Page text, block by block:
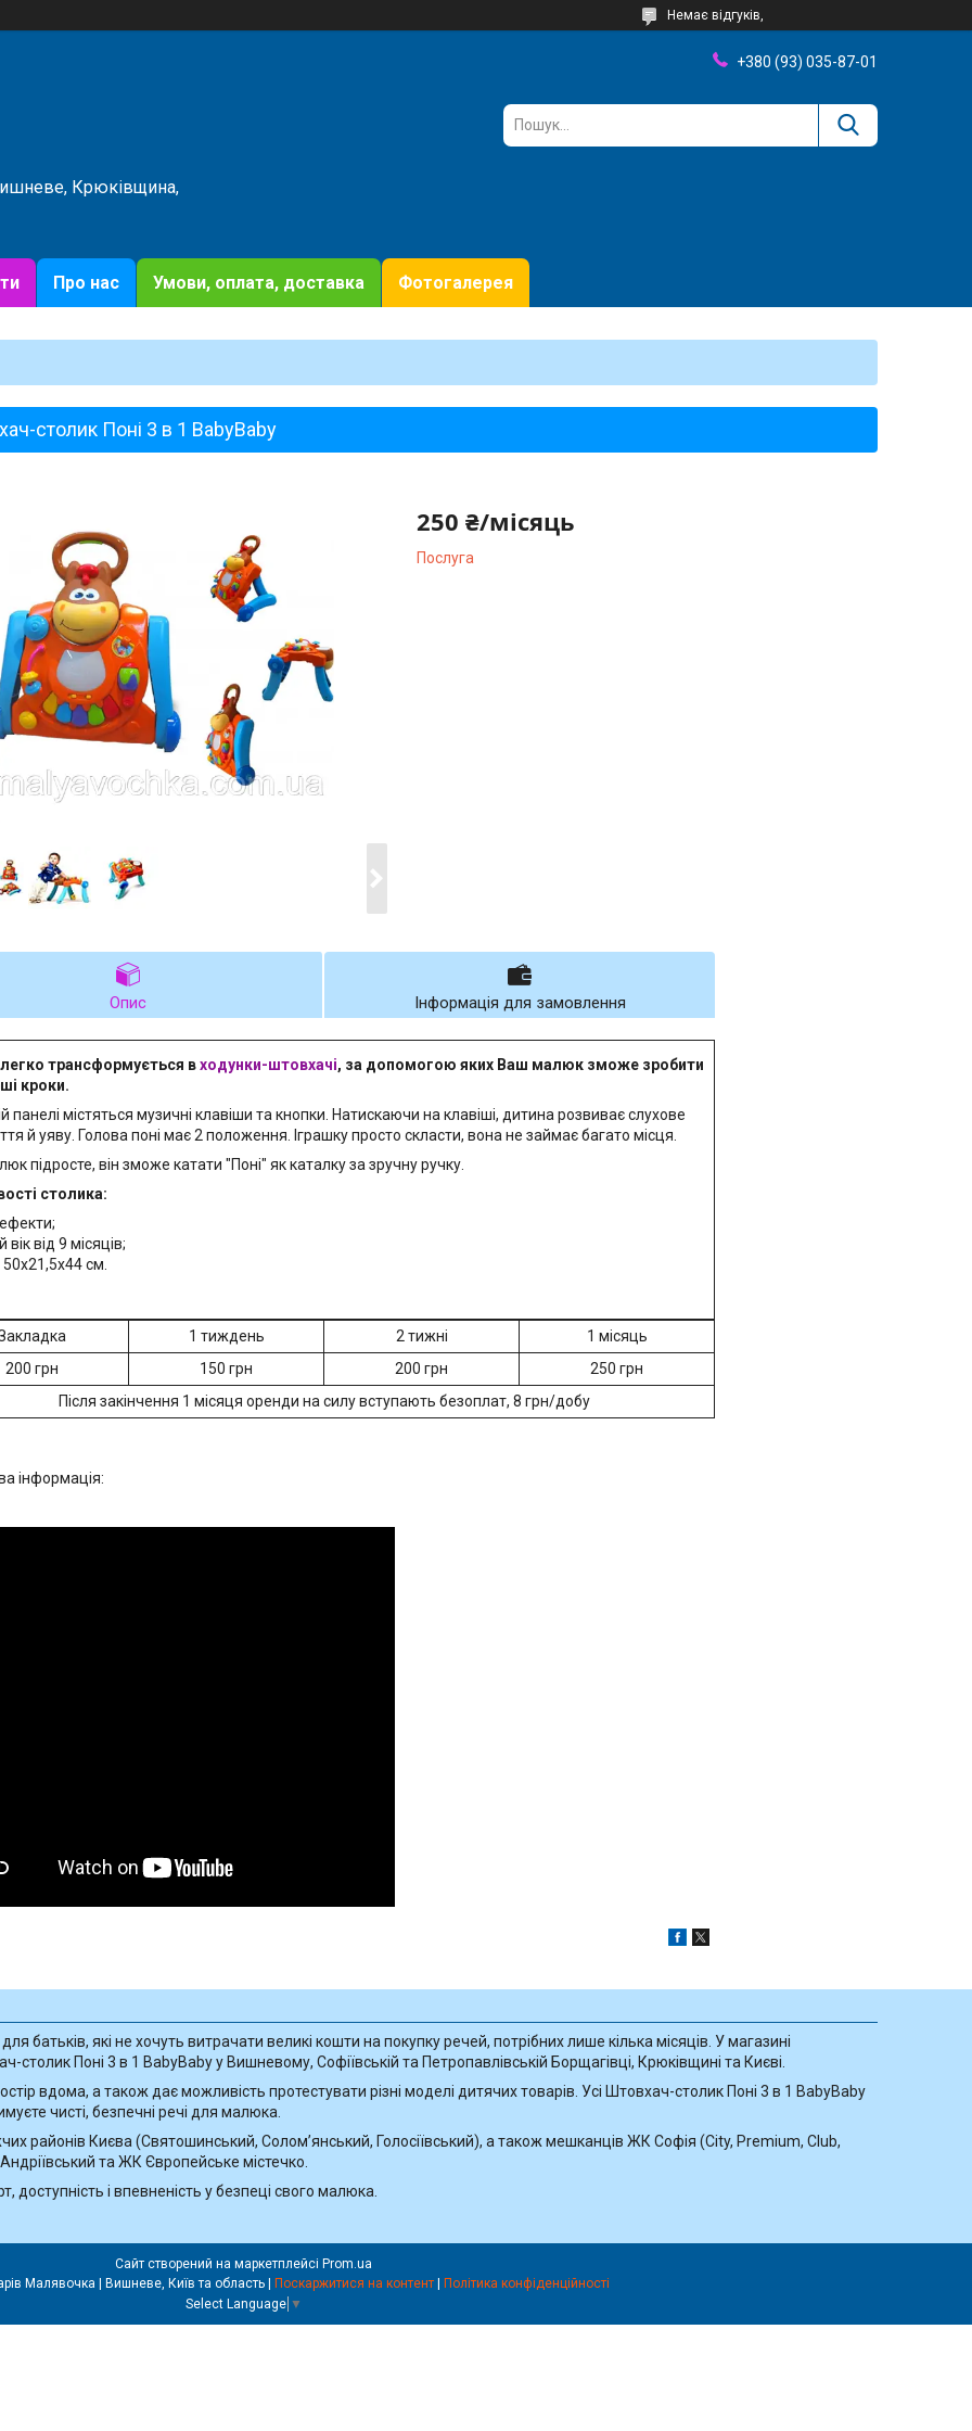
Немає відгуків,
Крюківщина,
+380 (93) 035-87-01
Про нас Умови, оплата, доставка Фотогалерея
столик Поні 3 в 1 BabyBaby
250 ₴/місяць
Послуга
Опис Інформація для замовлення
трансформується входунки-штовхачі, за допомогою яких Ваш малюк зможе зробити
кроки.
панелі містяться музичні клавіши та кнопки. Натискаючи на клавіші, дитина розвиває слухове
й уяву. Голова поні має 2 положення. Іграшку просто скласти, вона не займає багато місця.
підросте, він зможе катати "Поні" як каталку за зручну ручку.
столика:
вік від 9 місяців;
см.
1 тиждень 2 тижні
1 місяць
200 грн
150 грн 200 грн
250 грн
Після закінчення 1 місяця оренди на силу вступають безоплат, 8 грн/добу
інформація:
батьків, які не хочуть витрачати великі кошти на покупку речей, потрібних лише кілька місяців. У магазині
Поні 3 в 1 BabyBaby у Вишневому, Софіївській та Петропавлівській Борщагівці, Крюківщині та Києві.
вдома, а також дає можливість протестувати різні моделі дитячих товарів. Усі Штовхач-столик Поні 3 в 1 BabyBaby
чисті, безпечні речі для малюка.
районів Києва (Святошинський, Солом’янський, Голосіївський), а також мешканців ЖК Софія (City, Premium, Club,
та ЖК Європейське містечко.
і впевненість у безпеці свого малюка.
Сайт створений на маркетплейсі Prom.ua
Поскаржитися на контент
Політика конфіденційності
Select Language ▼